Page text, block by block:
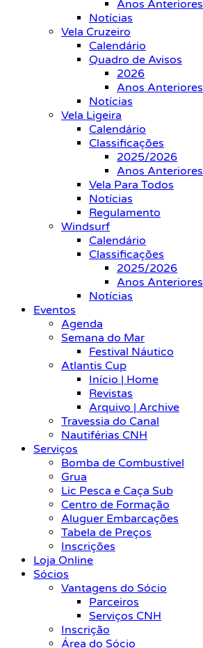
Anos Anteriores
Notícias
Vela Cruzeiro
Calendário
Quadro de Avisos
2026
Anos Anteriores
Notícias
Vela Ligeira
Calendário
Classificações
2025/2026
Anos Anteriores
Vela Para Todos
Notícias
Regulamento
Windsurf
Calendário
Classificações
2025/2026
Anos Anteriores
Notícias
Eventos
Agenda
Semana do Mar
Festival Náutico
Atlantis Cup
Início | Home
Revistas
Arquivo | Archive
Travessia do Canal
Nautiférias CNH
Serviços
Bomba de Combustível
Grua
Lic Pesca e Caça Sub
Centro de Formação
Aluguer Embarcações
Tabela de Preços
Inscrições
Loja Online
Sócios
Vantagens do Sócio
Parceiros
Serviços CNH
Inscrição
Área do Sócio